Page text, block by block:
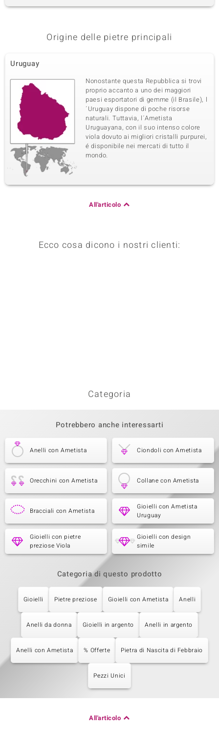
Origine delle pietre principali
Uruguay
Nonostante questa Repubblica si trovi
proprio accanto a uno dei maggiori
paesi esportatori di gemme (il Brasile), l
´Uruguay dispone di poche risorse
naturali. Tuttavia, l´Ametista
Uruguayana, con il suo intenso colore
viola dovuto ai migliori cristalli purpurei,
é disponibile nei mercati di tutto il
mondo.
All'articolo
Ecco cosa dicono i nostri clienti:
Categoria
Potrebbero anche interessarti
Anelli con Ametista Ciondoli con Ametista
Orecchini con Ametista Collane con Ametista
Bracciali con Ametista
Gioielli con Ametista
Uruguay
Gioielli con pietre
preziose Viola
Gioielli con design
simile
Categoria di questo prodotto
Gioielli Pietre preziose Gioielli con Ametista Anelli
Anelli da donna Gioielli in argento Anelli in argento
Anelli con Ametista % Offerte Pietra di Nascita di Febbraio
Pezzi Unici
All'articolo